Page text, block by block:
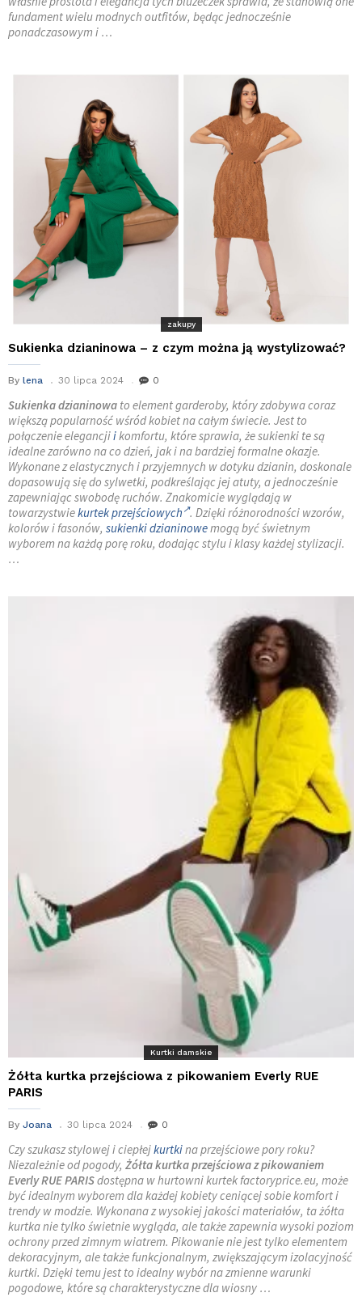
fundament wielu modnych outfitów, będąc jednocześnie
ponadczasowym i …
zakupy
Sukienka dzianinowa – z czym można ją wystylizować?
By lena 30 lipca 2024 0
Sukienka dzianinowa to element garderoby, który zdobywa coraz
większą popularność wśród kobiet na całym świecie. Jest to
połączenie elegancjiikomfortu, które sprawia, że sukienki te są
idealne zarówno na co dzień, jak i na bardziej formalne okazje.
Wykonane z elastycznych i przyjemnych w dotyku dzianin, doskonale
dopasowują się do sylwetki, podkreślając jej atuty, a jednocześnie
zapewniając swobodę ruchów. Znakomicie wyglądają w
towarzystwiekurtek przejściowych . Dzięki różnorodności wzorów,
kolorów i fasonów, sukienki dzianinowemogą być świetnym
wyborem na każdą porę roku, dodając stylu i klasy każdej stylizacji.
…
Kurtki damskie
Żółta kurtka przejściowa z pikowaniem Everly RUE
PARIS
By Joana 30 lipca 2024 0
Czy szukasz stylowej i ciepłejkurtkina przejściowe pory roku?
Niezależnie od pogody, Żółta kurtka przejściowa z pikowaniem
Everly RUE PARISdostępna w hurtowni kurtek factoryprice.eu, może
być idealnym wyborem dla każdej kobiety ceniącej sobie komfort i
trendy w modzie. Wykonana z wysokiej jakości materiałów, ta żółta
kurtka nie tylko świetnie wygląda, ale także zapewnia wysoki poziom
ochrony przed zimnym wiatrem. Pikowanie nie jest tylko elementem
dekoracyjnym, ale także funkcjonalnym, zwiększającym izolacyjność
kurtki. Dzięki temu jest to idealny wybór na zmienne warunki
pogodowe, które są charakterystyczne dla wiosny …